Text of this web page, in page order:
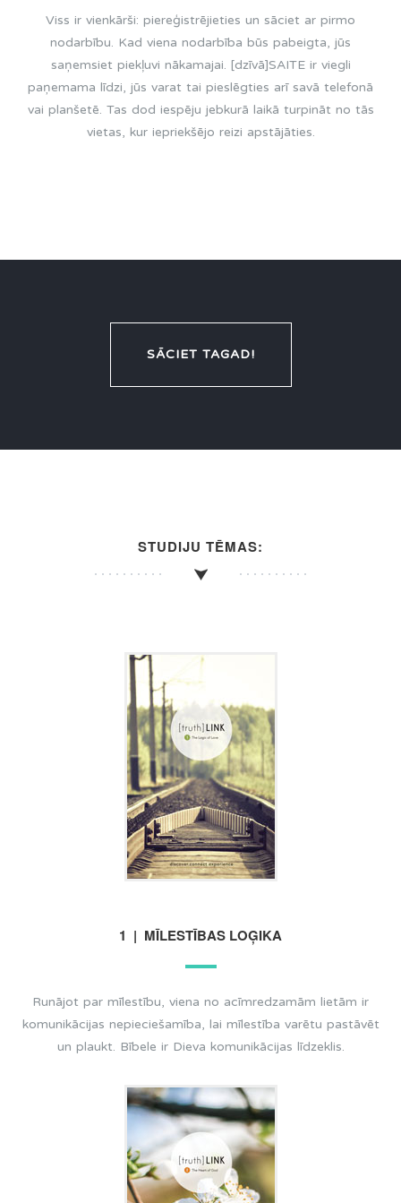
Viss ir vienkārši: piereģistrējieties un sāciet ar pirmo
nodarbību. Kad viena nodarbība būs pabeigta, jūs
saņemsiet piekļuvi nākamajai. [dzīvā]SAITE ir viegli
paņemama līdzi, jūs varat tai pieslēgties arī savā telefonā
vai planšetē. Tas dod iespēju jebkurā laikā turpināt no tās
vietas, kur iepriekšējo reizi apstājāties.
SĀCIET TAGAD!
STUDIJU TĒMAS:
1 | MĪLESTĪBAS LOĢIKA
Runājot par mīlestību, viena no acīmredzamām lietām ir
komunikācijas nepieciešamība, lai mīlestība varētu pastāvēt
un plaukt. Bībele ir Dieva komunikācijas līdzeklis.